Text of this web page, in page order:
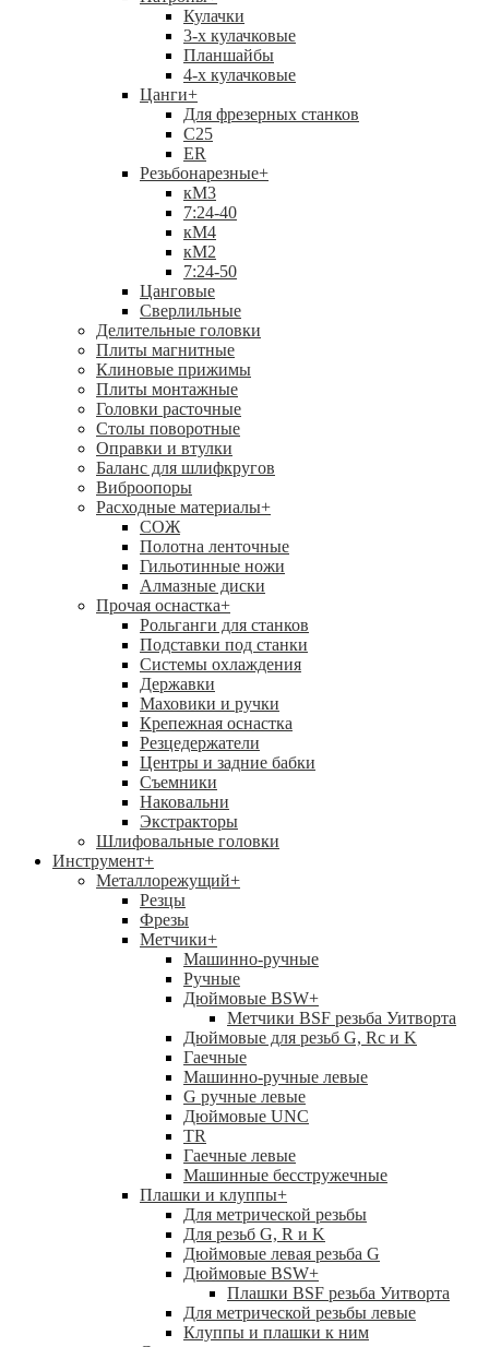
Кулачки
3-х кулачковые
Планшайбы
4-х кулачковые
Цанги+
Для фрезерных станков
С25
ER
Резьбонарезные+
кМ3
7:24-40
кМ4
кМ2
7:24-50
Цанговые
Сверлильные
Делительные головки
Плиты магнитные
Клиновые прижимы
Плиты монтажные
Головки расточные
Столы поворотные
Оправки и втулки
Баланс для шлифкругов
Виброопоры
Расходные материалы+
СОЖ
Полотна ленточные
Гильотинные ножи
Алмазные диски
Прочая оснастка+
Рольганги для станков
Подставки под станки
Системы охлаждения
Державки
Маховики и ручки
Крепежная оснастка
Резцедержатели
Центры и задние бабки
Съемники
Наковальни
Экстракторы
Шлифовальные головки
Инструмент+
Металлорежущий+
Резцы
Фрезы
Метчики+
Машинно-ручные
Ручные
Дюймовые BSW+
Метчики BSF резьба Уитворта
Дюймовые для резьб G, Rc и K
Гаечные
Машинно-ручные левые
G ручные левые
Дюймовые UNC
TR
Гаечные левые
Машинные бесстружечные
Плашки и клуппы+
Для метрической резьбы
Для резьб G, R и K
Дюймовые левая резьба G
Дюймовые BSW+
Плашки BSF резьба Уитворта
Для метрической резьбы левые
Клуппы и плашки к ним